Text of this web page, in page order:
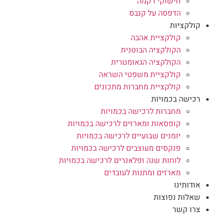
הדפסה על קנבס
קולקציות
קולקציית אהבה
הקולקציה הבוטנית
הקולקציה הגאומטרית
קולקציית משפטי השראה
קולקציית מחברות מתכונים
רכישה בכמויות
מחברות לרכישה בכמויות
קופסאות ומארזים לרכישה בכמויות
יומנים שבועיים לרכישה בכמויות
פנקסים מעוצבים לרכישה בכמויות
לוחות שנה ופלאנרים לרכישה בכמויות
מארזים ומתנות לעובדים
אודותינו
שאלות נפוצות
צרו קשר